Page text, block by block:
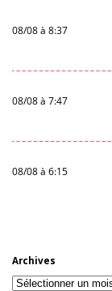
08/08 à 8:37
08/08 à 7:47
08/08 à 6:15
Archives
Archives